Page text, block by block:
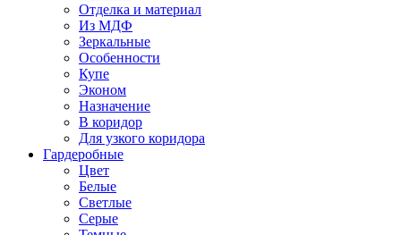
Отделка и материал
Из МДФ
Зеркальные
Особенности
Купе
Эконом
Назначение
В коридор
Для узкого коридора
Гардеробные
Цвет
Белые
Светлые
Серые